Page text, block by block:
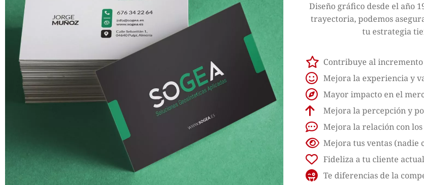
Diseño gráfico desde el año
trayectoria, podemos
tu estrategia
Contribuye al
Mejora la experiencia y
Mayor impacto en el
Mejora la percepción y
Mejora la relación con
Mejora tus ventas (nadie
Fideliza a tu cliente
Te diferencias de la